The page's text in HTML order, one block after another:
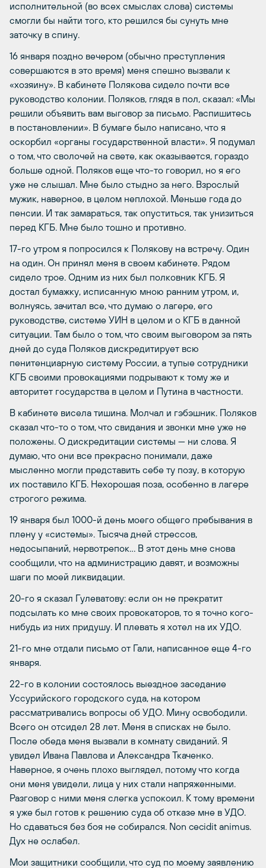
исполнительной (во всех смыслах слова) системы
смогли бы найти того, кто решился бы сунуть мне
заточку в спину.
16 января поздно вечером (обычно преступления
совершаются в это время) меня спешно вызвали к
«хозяину». В кабинете Полякова сидело почти все
руководство колонии. Поляков, глядя в пол, сказал: «Мы
решили объявить вам выговор за письмо. Распишитесь
в постановлении». В бумаге было написано, что я
оскорбил «органы государственной власти». Я подумал
о том, что сволочей на свете, как оказывается, гораздо
больше одной. Поляков еще что-то говорил, но я его
уже не слышал. Мне было стыдно за него. Взрослый
мужик, наверное, в целом неплохой. Меньше года до
пенсии. И так замараться, так опуститься, так унизиться
перед КГБ. Мне было тошно и противно.
17-го утром я попросился к Полякову на встречу. Один
на один. Он принял меня в своем кабинете. Рядом
сидело трое. Одним из них был полковник КГБ. Я
достал бумажку, исписанную мною ранним утром, и,
волнуясь, зачитал все, что думаю о лагере, его
руководстве, системе УИН в целом и о КГБ в данной
ситуации. Там было о том, что своим выговором за пять
дней до суда Поляков дискредитирует всю
пенитенциарную систему России, а тупые сотрудники
КГБ своими провокациями подрывают к тому же и
авторитет государства в целом и Путина в частности.
В кабинете висела тишина. Молчал и гэбэшник. Поляков
сказал что-то о том, что свидания и звонки мне уже не
положены. О дискредитации системы — ни слова. Я
думаю, что они все прекрасно понимали, даже
мысленно могли представить себе ту позу, в которую
их поставило КГБ. Нехорошая поза, особенно в лагере
строгого режима.
19 января был 1000-й день моего общего пребывания в
плену у «системы». Тысяча дней стрессов,
недосыпаний, нервотрепок… В этот день мне снова
сообщили, что на администрацию давят, и возможны
шаги по моей ликвидации.
20-го я сказал Гулеватову: если он не прекратит
подсылать ко мне своих провокаторов, то я точно кого-
нибудь из них придушу. И плевать я хотел на их УДО.
21-го мне отдали письмо от Гали, написанное еще 4-го
января.
22-го в колонии состоялось выездное заседание
Уссурийского городского суда, на котором
рассматривались вопросы об УДО. Мину освободили.
Всего он отсидел 28 лет. Меня в списках не было.
После обеда меня вызвали в комнату свиданий. Я
увидел Ивана Павлова и Александра Ткаченко.
Наверное, я очень плохо выглядел, потому что когда
они меня увидели, лица у них стали напряженными.
Разговор с ними меня слегка успокоил. К тому времени
я уже был готов к решению суда об отказе мне в УДО.
Но сдаваться без боя не собирался. Non cecidit animus.
Дух не ослабел.
Мои защитники сообщили, что суд по моему заявлению